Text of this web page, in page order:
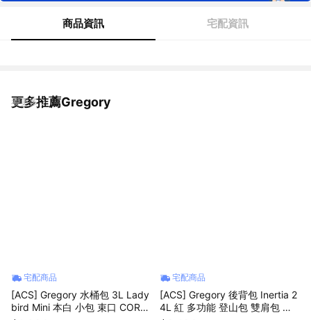
商品資訊 宅配資訊
更多推薦Gregory
看更多
宅配商品
[ACS] Gregory 水桶包 3L Lady
bird Mini 本白 小包 束口 CORD
宅配商品
[ACS] Gregory 後背包 Inertia 2
4L 紅 多功能 登山包 雙肩包 背